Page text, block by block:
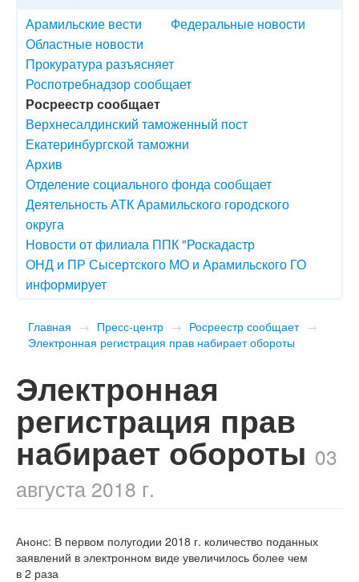
Арамильские вести
Федеральные новости
Областные новости
Прокуратура разъясняет
Роспотребнадзор сообщает
Росреестр сообщает
Верхнесалдинский таможенный пост
Екатеринбургской таможни
Архив
Отделение социального фонда сообщает
Деятельность АТК Арамильского городского
округа
Новости от филиала ППК "Роскадастр
ОНД и ПР Сысертского МО и Арамильского ГО
информирует
Главная → Пресс-центр → Росреестр сообщает →
Электронная регистрация прав набирает обороты
Электронная
регистрация прав
набирает обороты 03
августа 2018 г.
Анонс: В первом полугодии 2018 г. количество поданных
заявлений в электронном виде увеличилось более чем
в 2 раза